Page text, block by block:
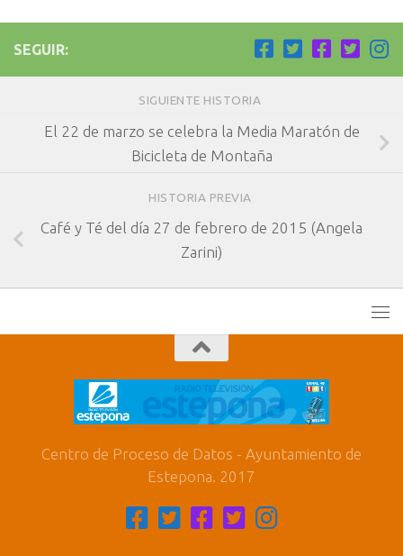
SEGUIR:
SIGUIENTE HISTORIA
El 22 de marzo se celebra la Media Maratón de
Bicicleta de Montaña
HISTORIA PREVIA
Café y Té del día 27 de febrero de 2015 (Angela
Zarini)
Centro de Proceso de Datos - Ayuntamiento de
Estepona. 2017